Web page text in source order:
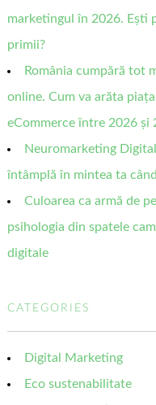
marketingul în 2026. Ești
primii?
România cumpără tot
online. Cum va arăta
eCommerce între 2026 și
Neuromarketing
întâmplă în mintea ta
Culoarea ca armă de
psihologia din spatele
digitale
CATEGORIES
Digital Marketing
Eco sustenabilitate